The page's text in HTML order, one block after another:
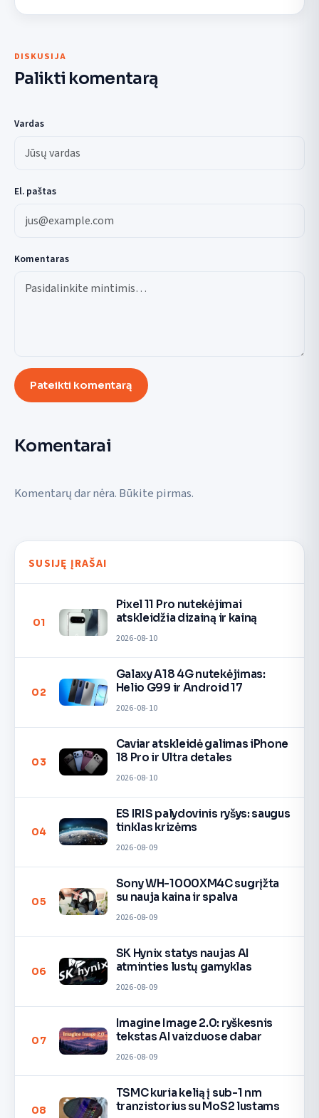
DISKUSIJA
Palikti komentarą
Vardas
El. paštas
Komentaras
Pateikti komentarą
Komentarai
Komentarų dar nėra. Būkite pirmas.
SUSIJĘ ĮRAŠAI
01
Pixel 11 Pro nutekėjimai
atskleidžia dizainą ir kainą
2026-08-10
02
Galaxy A18 4G nutekėjimas:
Helio G99 ir Android 17
2026-08-10
03
Caviar atskleidė galimas iPhone
18 Pro ir Ultra detales
2026-08-10
04
ES IRIS palydovinis ryšys: saugus
tinklas krizėms
2026-08-09
05
Sony WH-1000XM4C sugrįžta
su nauja kaina ir spalva
2026-08-09
06
SK Hynix statys naujas AI
atminties lustų gamyklas
2026-08-09
07
Imagine Image 2.0: ryškesnis
tekstas AI vaizduose dabar
2026-08-09
08
TSMC kuria kelią į sub-1 nm
tranzistorius su MoS2 lustams